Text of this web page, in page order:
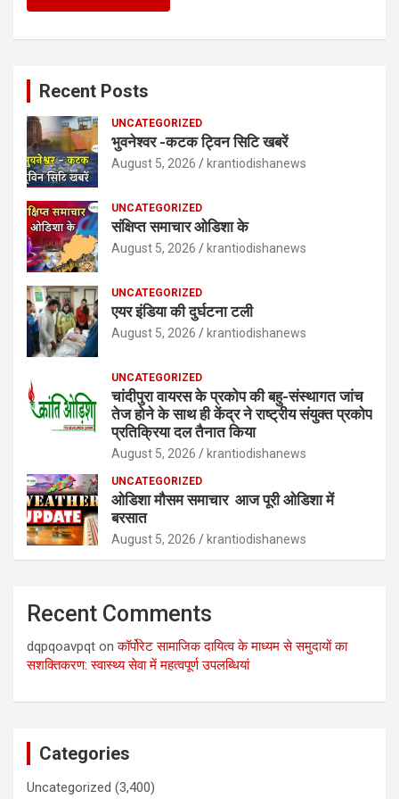
Recent Posts
UNCATEGORIZED
भुवनेश्वर -कटक ट्विन सिटि खबरें
August 5, 2026 krantiodishanews
UNCATEGORIZED
संक्षिप्त समाचार ओडिशा के
August 5, 2026 krantiodishanews
UNCATEGORIZED
एयर इंडिया की दुर्घटना टली
August 5, 2026 krantiodishanews
UNCATEGORIZED
चांदीपुरा वायरस के प्रकोप की बहु-संस्थागत जांच
तेज होने के साथ ही केंद्र ने राष्ट्रीय संयुक्त प्रकोप
प्रतिक्रिया दल तैनात किया
August 5, 2026 krantiodishanews
UNCATEGORIZED
ओडिशा मौसम समाचार आज पूरी ओडिशा में
बरसात
August 5, 2026 krantiodishanews
Recent Comments
dqpqoavpqt onकॉर्पोरेट सामाजिक दायित्व के माध्यम से समुदायों का
सशक्तिकरण: स्वास्थ्य सेवा में महत्वपूर्ण उपलब्धियां
Categories
Uncategorized (3,400)